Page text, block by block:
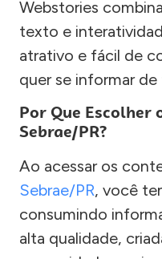
Webstories
texto e
atrativo e fácil de
quer se informar
Por Que Escolher
Sebrae/PR?
Ao acessar os
Sebrae/PR, você
consumindo
alta qualidade,